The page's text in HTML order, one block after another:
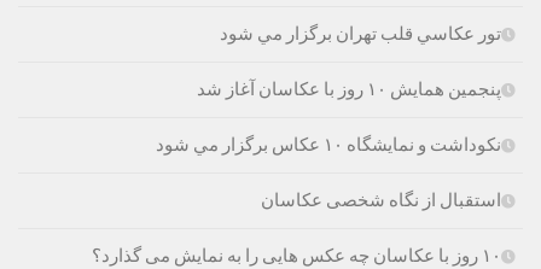
تور عكاسي قلب تهران برگزار مي شود
پنجمین همایش ۱۰ روز با عکاسان آغاز شد
نکوداشت و نمایشگاه ۱۰ عکاس برگزار مي شود
استقبال از نگاه شخصی عکاسان
۱۰ روز با عکاسان چه عکس هایی را به نمایش می گذارد؟